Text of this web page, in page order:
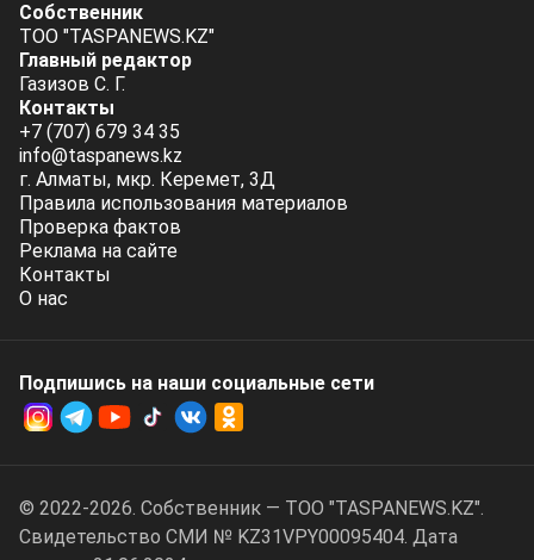
Собственник
ТОО "TASPANEWS.KZ"
Главный редактор
Газизов С. Г.
Контакты
+7 (707) 679 34 35
info@taspanews.kz
г. Алматы, мкр. Керемет, 3Д
Правила использования материалов
Проверка фактов
Реклама на сайте
Контакты
О нас
Подпишись на наши социальные cети
© 2022-2026. Собственник — ТОО "TASPANEWS.KZ".
Cвидетельство СМИ № KZ31VPY00095404. Дата